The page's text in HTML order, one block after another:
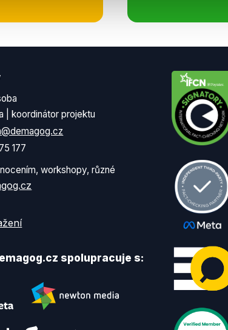
| koordinátor projektu
177
workshopy, různé
spolupracuje s: